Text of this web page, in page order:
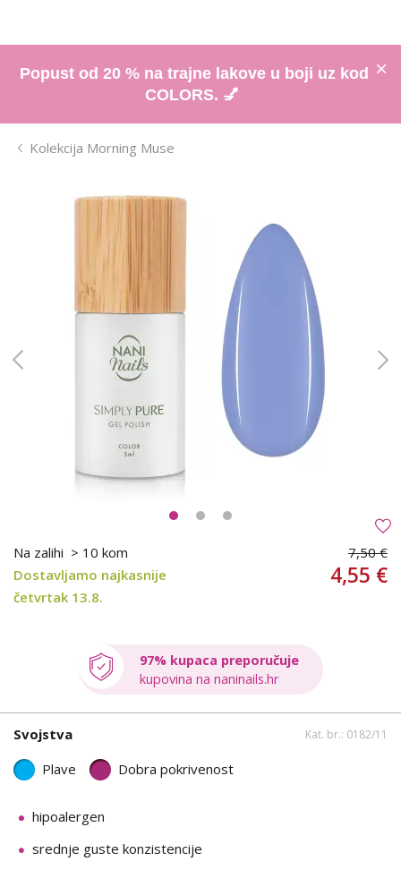
Popust od 20 % na trajne lakove u boji uz kod
COLORS. 💅
Kolekcija Morning Muse
Na zalihi > 10 kom
Dostavljamo najkasnije
četvrtak 13.8.
7,50 €
4,55 €
97% kupaca preporučuje
kupovina na naninails.hr
Svojstva Kat. br.: 0182/11
Plave Dobra pokrivenost
hipoalergen
srednje guste konzistencije